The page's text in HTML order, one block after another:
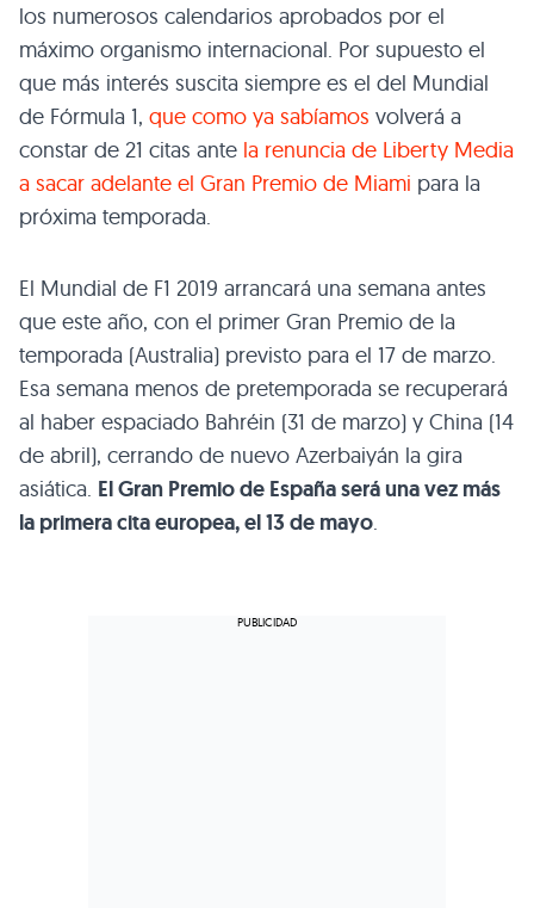
los numerosos calendarios aprobados por el
máximo organismo internacional. Por supuesto el
que más interés suscita siempre es el del Mundial
de Fórmula 1, que como ya sabíamos volverá a
constar de 21 citas ante la renuncia de Liberty Media
a sacar adelante el Gran Premio de Miami para la
próxima temporada.
El Mundial de F1 2019 arrancará una semana antes
que este año, con el primer Gran Premio de la
temporada (Australia) previsto para el 17 de marzo.
Esa semana menos de pretemporada se recuperará
al haber espaciado Bahréin (31 de marzo) y China (14
de abril), cerrando de nuevo Azerbaiyán la gira
asiática. El Gran Premio de España será una vez más
la primera cita europea, el 13 de mayo.